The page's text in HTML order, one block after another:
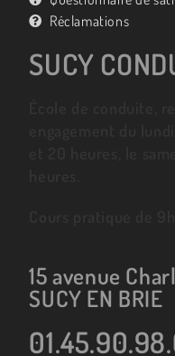
Réclamations
SUCY
15 avenue
SUCY EN BRIE